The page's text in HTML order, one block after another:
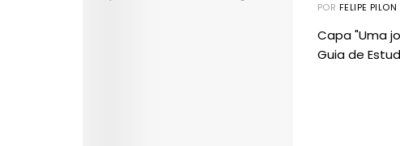
POR FELIPE PILON
Capa "Uma
Guia de